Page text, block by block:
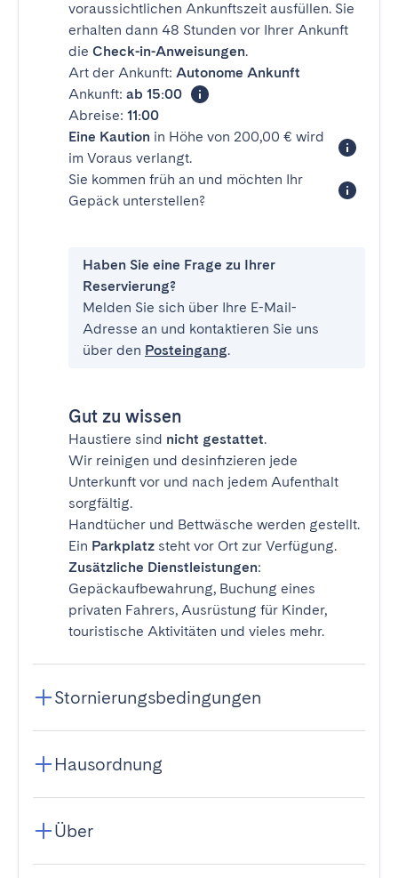
voraussichtlichen Ankunftszeit ausfüllen. Sie
erhalten dann 48 Stunden vor Ihrer Ankunft
die Check-in-Anweisungen.
Art der Ankunft: Autonome Ankunft
Ankunft: ab 15:00
Abreise: 11:00
Eine Kaution in Höhe von 200,00 € wird
im Voraus verlangt.
Sie kommen früh an und möchten Ihr
Gepäck unterstellen?
Haben Sie eine Frage zu Ihrer
Reservierung?
Melden Sie sich über Ihre E-Mail-
Adresse an und kontaktieren Sie uns
über den Posteingang.
Gut zu wissen
Haustiere sind nicht gestattet.
Wir reinigen und desinfizieren jede
Unterkunft vor und nach jedem Aufenthalt
sorgfältig.
Handtücher und Bettwäsche werden gestellt.
Ein Parkplatz steht vor Ort zur Verfügung.
Zusätzliche Dienstleistungen:
Gepäckaufbewahrung, Buchung eines
privaten Fahrers, Ausrüstung für Kinder,
touristische Aktivitäten und vieles mehr.
Stornierungsbedingungen
Hausordnung
Über